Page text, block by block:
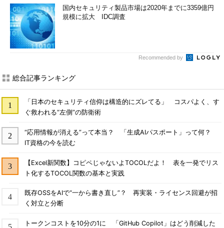
国内セキュリティ製品市場は2020年までに3359億円
規模に拡大 IDC調査
Recommended by
総合記事ランキング
「日本のセキュリティ信仰は構造的にズレてる」 コスパよく、す
ぐ救われる“左側”の防衛術
“応用情報が消える”って本当？ 「生成AIパスポート」って何？
IT資格の今を読む
【Excel新関数】コピペじゃないよTOCOLだよ！ 表を一発でリス
ト化するTOCOL関数の基本と実践
既存OSSをAIで“一から書き直し”？ 再実装・ライセンス回避が招
く対立と分断
トークンコストを10分の1に 「GitHub Copilot」はどう削減した